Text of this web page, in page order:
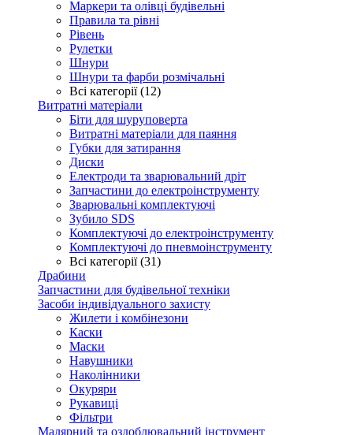
Маркери та олівці будівельні
Правила та рівні
Рівень
Рулетки
Шнури
Шнури та фарби розмічальні
Всі категорії (12)
Витратні матеріали
Біти для шуруповерта
Витратні матеріали для паяння
Губки для затирання
Диски
Електроди та зварювальний дріт
Запчастини до електроінструменту
Зварювальні комплектуючі
Зубило SDS
Комплектуючі до електроінструменту
Комплектуючі до пневмоінструменту
Всі категорії (31)
Драбини
Запчастини для будівельної техніки
Засоби індивідуального захисту
Жилети і комбінезони
Каски
Маски
Навушники
Наколінники
Окуряри
Рукавиці
Фільтри
Малярний та оздоблювальний інструмент